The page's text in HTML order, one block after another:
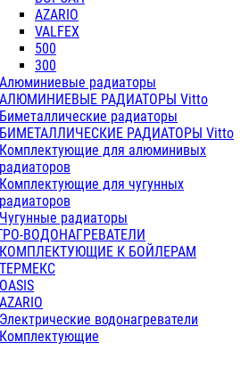
AZARIO
VALFEX
500
300
Алюминиевые радиаторы
АЛЮМИНИЕВЫЕ РАДИАТОРЫ Vitto
Биметаллические радиаторы
БИМЕТАЛЛИЧЕСКИЕ РАДИАТОРЫ Vitto
Комплектующие для алюминивых
радиаторов
Комплектующие для чугунных
радиаторов
Чугунные радиаторы
ВОДОНАГРЕВАТЕЛИ
КОМПЛЕКТУЮЩИЕ К БОЙЛЕРАМ
ТЕРМЕКС
OASIS
AZARIO
Электрические водонагреватели
Комплектующие